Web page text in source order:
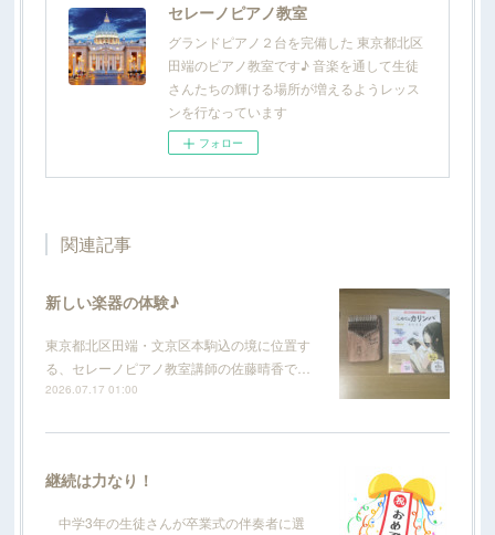
セレーノピアノ教室
グランドピアノ２台を完備した 東京都北区
田端のピアノ教室です♪ 音楽を通して生徒
さんたちの輝ける場所が増えるようレッス
ンを行なっています
フォロー
関連記事
新しい楽器の体験♪
東京都北区田端・文京区本駒込の境に位置す
る、セレーノピアノ教室講師の佐藤晴香で…
2026.07.17 01:00
継続は力なり！
中学3年の生徒さんが卒業式の伴奏者に選